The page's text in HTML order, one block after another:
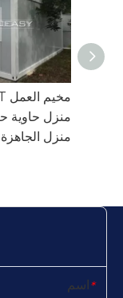
منزل معسكر
الشركة
لمنزل حاوية
* اسم